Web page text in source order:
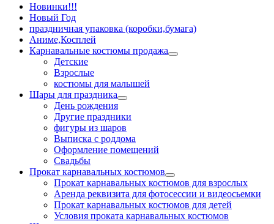
Новинки!!!
Новый Год
праздничная упаковка (коробки,бумага)
Аниме,Косплей
Карнавальные костюмы продажа
Детские
Взрослые
костюмы для малышей
Шары для праздника
День рождения
Другие праздники
фигуры из шаров
Выписка с роддома
Оформление помещений
Свадьбы
Прокат карнавальных костюмов
Прокат карнавальных костюмов для взрослых
Аренда реквизита для фотосессии и видеосьемки
Прокат карнавальных костюмов для детей
Условия проката карнавальных костюмов